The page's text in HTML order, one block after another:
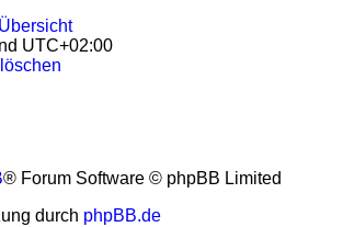
UTC+02:00
® Forum Software © phpBB Limited
durch phpBB.de